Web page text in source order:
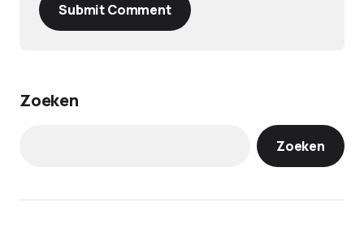
Submit Comment
Zoeken
Zoeken